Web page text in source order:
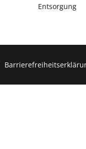
Entsorgung